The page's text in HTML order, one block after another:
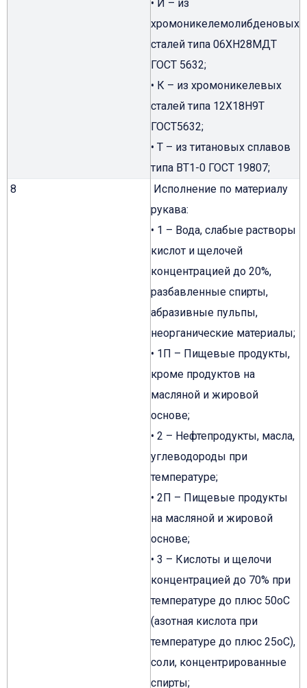
• И – из
хромоникелемолибденовых
сталей типа 06ХН28МДТ
ГОСТ 5632;
• К – из хромоникелевых
сталей типа 12Х18Н9Т
ГОСТ5632;
• Т – из титановых сплавов
типа ВТ1-0 ГОСТ 19807;
8
Исполнение по материалу
рукава:
• 1 – Вода, слабые растворы
кислот и щелочей
концентрацией до 20%,
разбавленные спирты,
абразивные пульпы,
неорганические материалы;
• 1П – Пищевые продукты,
кроме продуктов на
масляной и жировой
основе;
• 2 – Нефтепродукты, масла,
углеводороды при
температуре;
• 2П – Пищевые продукты
на масляной и жировой
основе;
• 3 – Кислоты и щелочи
концентрацией до 70% при
температуре до плюс 50оС
(азотная кислота при
температуре до плюс 25оС),
соли, концентрированные
спирты;